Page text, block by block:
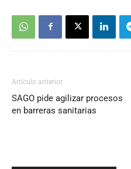
Artículo anterior
SAGO pide agilizar procesos
en barreras sanitarias